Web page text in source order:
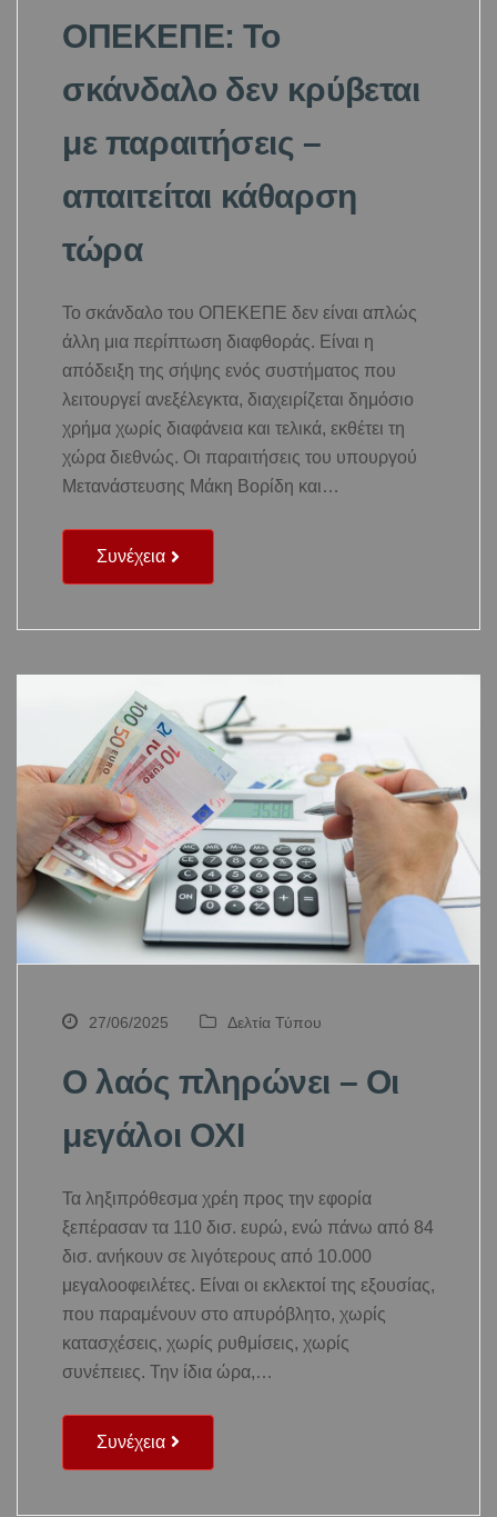
ΟΠΕΚΕΠΕ: Το
σκάνδαλο δεν κρύβεται
με παραιτήσεις –
απαιτείται κάθαρση
τώρα
Το σκάνδαλο του ΟΠΕΚΕΠΕ δεν είναι απλώς
άλλη μια περίπτωση διαφθοράς. Είναι η
απόδειξη της σήψης ενός συστήματος που
λειτουργεί ανεξέλεγκτα, διαχειρίζεται δημόσιο
χρήμα χωρίς διαφάνεια και τελικά, εκθέτει τη
χώρα διεθνώς. Οι παραιτήσεις του υπουργού
Μετανάστευσης Μάκη Βορίδη και…
Συνέχεια
27/06/2025 Δελτία Τύπου
Ο λαός πληρώνει – Οι
μεγάλοι ΟΧΙ
Τα ληξιπρόθεσμα χρέη προς την εφορία
ξεπέρασαν τα 110 δισ. ευρώ, ενώ πάνω από 84
δισ. ανήκουν σε λιγότερους από 10.000
μεγαλοοφειλέτες. Είναι οι εκλεκτοί της εξουσίας,
που παραμένουν στο απυρόβλητο, χωρίς
κατασχέσεις, χωρίς ρυθμίσεις, χωρίς
συνέπειες. Την ίδια ώρα,…
Συνέχεια